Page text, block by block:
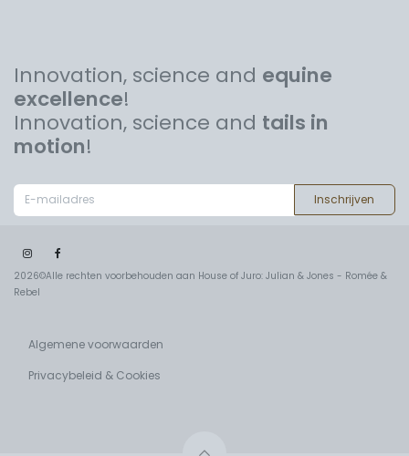
Innovation, science and equine
excellence!
Innovation, science and tails in
motion!
Inschrijven
2026©Alle rechten voorbehouden aan House of Juro: Julian & Jones - Romée &
Rebel
Algemene voorwaarden
Privacybeleid & Cookies